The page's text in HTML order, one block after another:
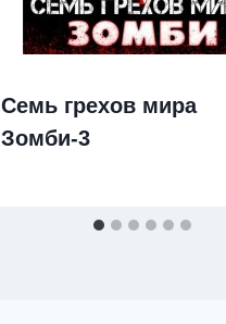
Семь грехов мира
Зомби-3